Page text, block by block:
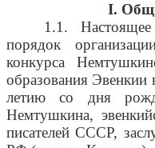
I.
1.1.
порядок
конкурса
образования
летию со дня
Немтушкина,
писателей СССР,